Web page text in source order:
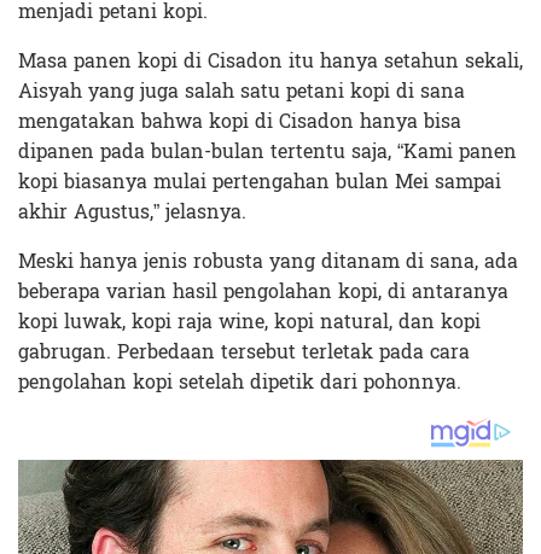
menjadi petani kopi.
Masa panen kopi di Cisadon itu hanya setahun sekali,
Aisyah yang juga salah satu petani kopi di sana
mengatakan bahwa kopi di Cisadon hanya bisa
dipanen pada bulan-bulan tertentu saja, “Kami panen
kopi biasanya mulai pertengahan bulan Mei sampai
akhir Agustus,” jelasnya.
Meski hanya jenis robusta yang ditanam di sana, ada
beberapa varian hasil pengolahan kopi, di antaranya
kopi luwak, kopi raja wine, kopi natural, dan kopi
gabrugan. Perbedaan tersebut terletak pada cara
pengolahan kopi setelah dipetik dari pohonnya.